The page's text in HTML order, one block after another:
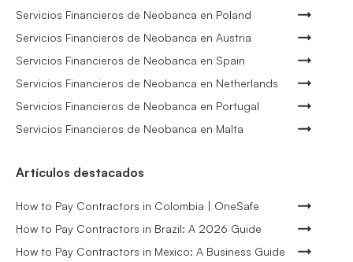
Servicios Financieros de Neobanca en Poland
Servicios Financieros de Neobanca en Austria
Servicios Financieros de Neobanca en Spain
Servicios Financieros de Neobanca en Netherlands
Servicios Financieros de Neobanca en Portugal
Servicios Financieros de Neobanca en Malta
Artículos destacados
How to Pay Contractors in Colombia | OneSafe
How to Pay Contractors in Brazil: A 2026 Guide
How to Pay Contractors in Mexico: A Business Guide